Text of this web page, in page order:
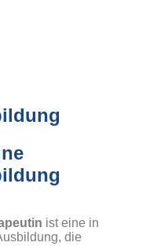
ist eine in
die